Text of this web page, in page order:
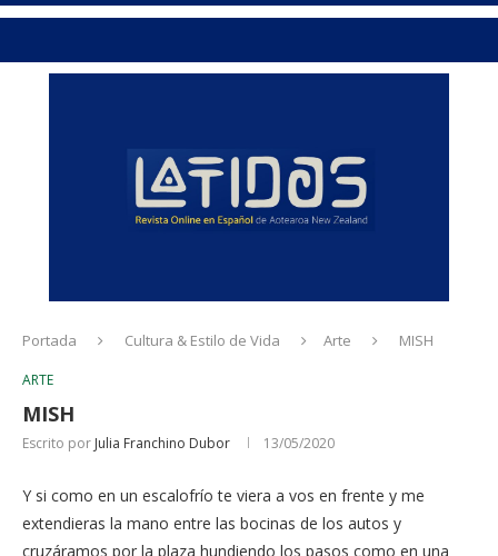
Portada Cultura & Estilo de Vida Arte MISH
ARTE
MISH
Escrito por Julia Franchino Dubor 13/05/2020
Y si como en un escalofrío te viera a vos en frente y me
extendieras la mano entre las bocinas de los autos y
cruzáramos por la plaza hundiendo los pasos como en una